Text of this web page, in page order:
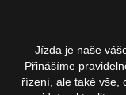
Jízda je naše
Přinášíme
řízení, ale také vše,